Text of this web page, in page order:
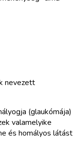
nevezett
(glaukómája)
valamelyike
és homályos látást